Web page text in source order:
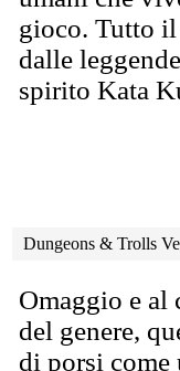
gioco. Tutto il
dalle
spirito Kata
Dungeons & Trolls
Omaggio e
del genere,
di porsi